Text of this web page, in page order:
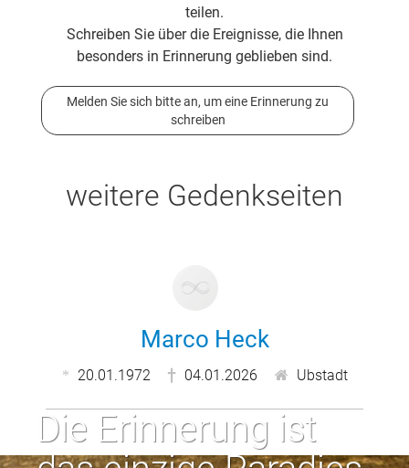
teilen.
Schreiben Sie über die Ereignisse, die Ihnen
besonders in Erinnerung geblieben sind.
Melden Sie sich bitte an, um eine Erinnerung zu
schreiben
weitere Gedenkseiten
Marco Heck
20.01.1972 04.01.2026 Ubstadt
Die Erinnerung ist